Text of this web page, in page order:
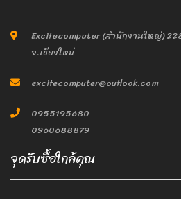
Excitecomputer (สำนักงานใหญ่)
จ.เชียงใหม่
excitecomputer@outlook.com
0955195680
0960688879
จุดรับซื้อใกล้คุณ